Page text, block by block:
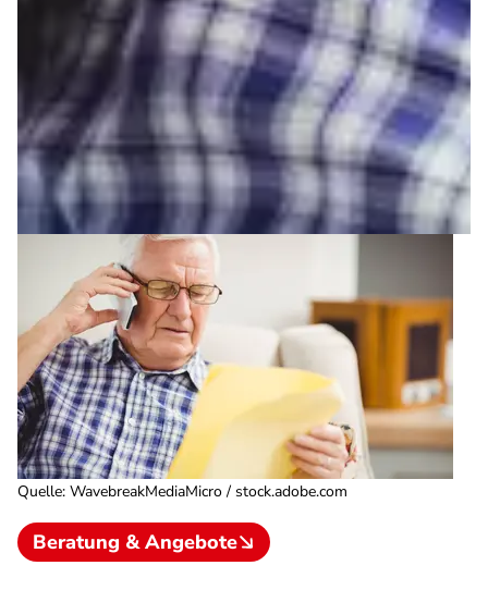
Quelle: WavebreakMediaMicro / stock.adobe.com
Beratung & Angebote